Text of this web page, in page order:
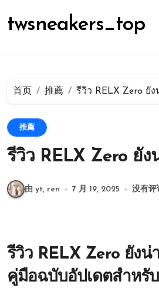
容
twsneakers_top
首页 推薦 รีวิว RELX Zero ยั
推薦
รีวิว RELX Zero ยัง
由 yt, ren 7 月 19, 2025 没有评
รีวิว RELX Zero ยังน่
คู่มือฉบับอัปเดตสำหรั